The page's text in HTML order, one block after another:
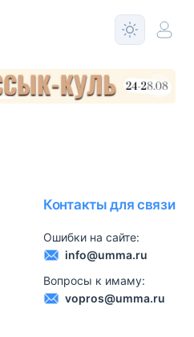
Контакты для связи
Ошибки на сайте:
info@umma.ru
Вопросы к имаму:
vopros@umma.ru